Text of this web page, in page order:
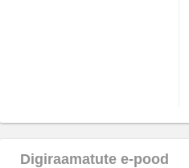
Digiraamatute e-pood